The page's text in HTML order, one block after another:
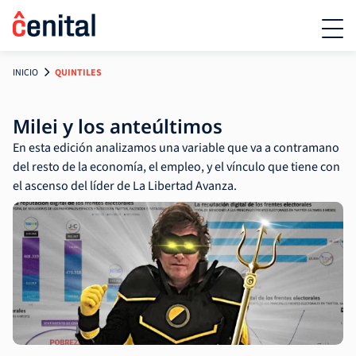
INICIO QUINTILES
Milei y los anteúltimos
En esta edición analizamos una variable que va a contramano
del resto de la economía, el empleo, y el vínculo que tiene con
el ascenso del líder de La Libertad Avanza.